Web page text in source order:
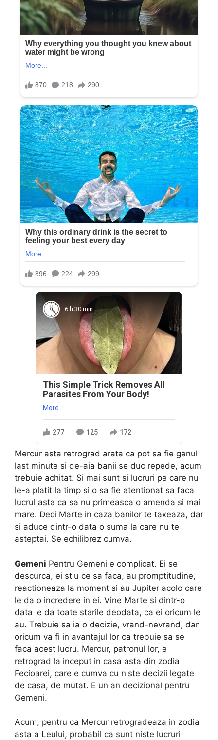
6 h 30 min
This Simple Trick Removes All
Parasites From Your Body!
More
277 125 172
Mercur asta retrograd arata ca pot sa fie genul
last minute si de-aia banii se duc repede, acum
trebuie achitat. Si mai sunt si lucruri pe care nu
le-a platit la timp si o sa fie atentionat sa faca
lucrul asta ca sa nu primeasca o amenda si mai
mare. Deci Marte in caza banilor te taxeaza, dar
si aduce dintr-o data o suma la care nu te
asteptai. Se echilibrez cumva.
Gemeni Pentru Gemeni e complicat. Ei se
descurca, ei stiu ce sa faca, au promptitudine,
reactioneaza la moment si au Jupiter acolo care
le da o incredere in ei. Vine Marte si dintr-o
data le da toate starile deodata, ca ei oricum le
au. Trebuie sa ia o decizie, vrand-nevrand, dar
oricum va fi in avantajul lor ca trebuie sa se
faca acest lucru. Mercur, patronul lor, e
retrograd la inceput in casa asta din zodia
Fecioarei, care e cumva cu niste decizii legate
de casa, de mutat. E un an decizional pentru
Gemeni.
Acum, pentru ca Mercur retrogradeaza in zodia
asta a Leului, probabil ca sunt niste lucruri